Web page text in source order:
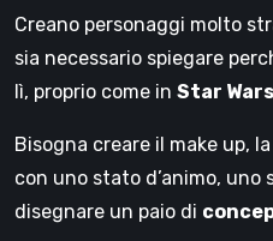
Creano personaggi molto
sia necessario spiegare
lì, proprio come in Star Wars
Bisogna creare il make up,
con uno stato d’animo,
disegnare un paio di